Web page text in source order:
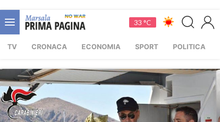
33 °C
TV CRONACA ECONOMIA SPORT POLITICA